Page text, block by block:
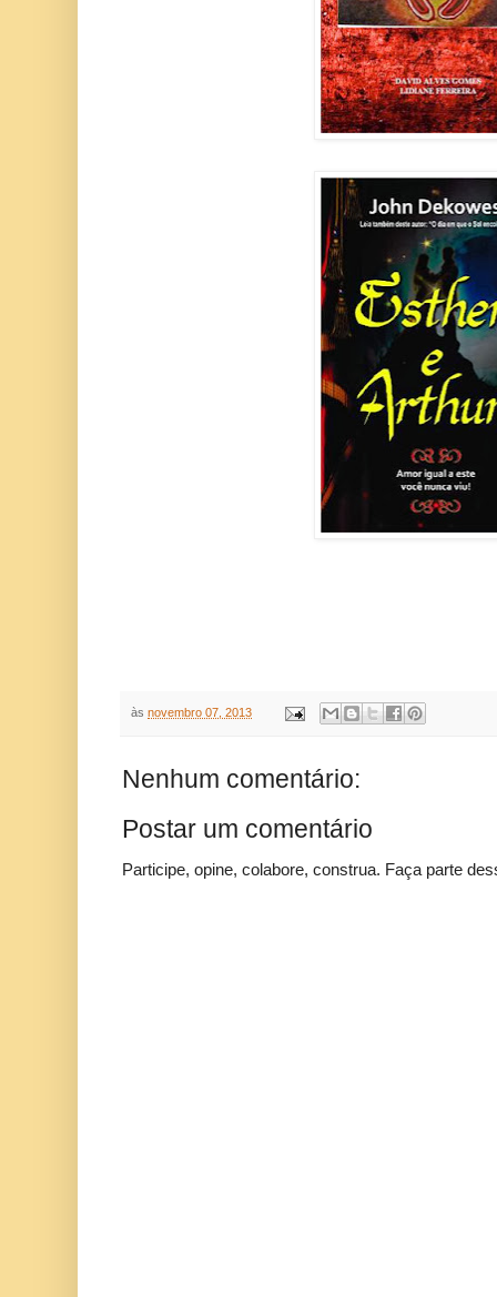
às novembro 07, 2013
Nenhum comentário:
Postar um comentário
Participe, opine, colabore, construa. Faça parte